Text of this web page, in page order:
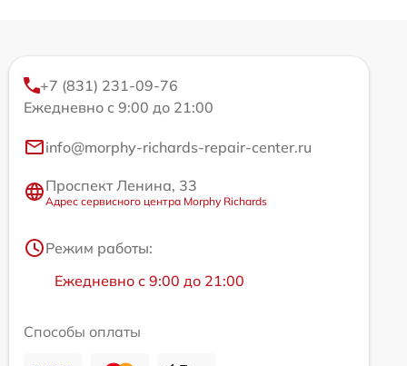
+7 (831) 231-09-76
Ежедневно с 9:00 до 21:00
info@morphy-richards-repair-center.ru
Проспект Ленина, 33
Адрес сервисного центра Morphy Richards
Режим работы:
Ежедневно с 9:00 до 21:00
Способы оплаты